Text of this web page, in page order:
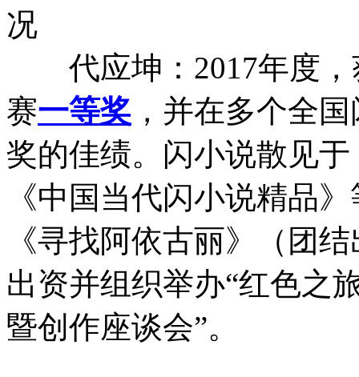
况
代应坤：2017年度，
赛一等奖 ，并在多个全
奖的佳绩。闪小说散见
《中国当代闪小说精品
《寻找阿依古丽》（团
出资并组织举办“红色
暨创作座谈会”。